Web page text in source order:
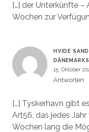
[…] der Unterkünfte –
Wochen zur
HVIDE
15. Oktober
Antworten
[…] Tyskerhavn gibt
Art56, das jedes
Wochen lang die